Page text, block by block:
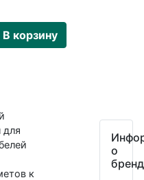
В корзину
для
к
о